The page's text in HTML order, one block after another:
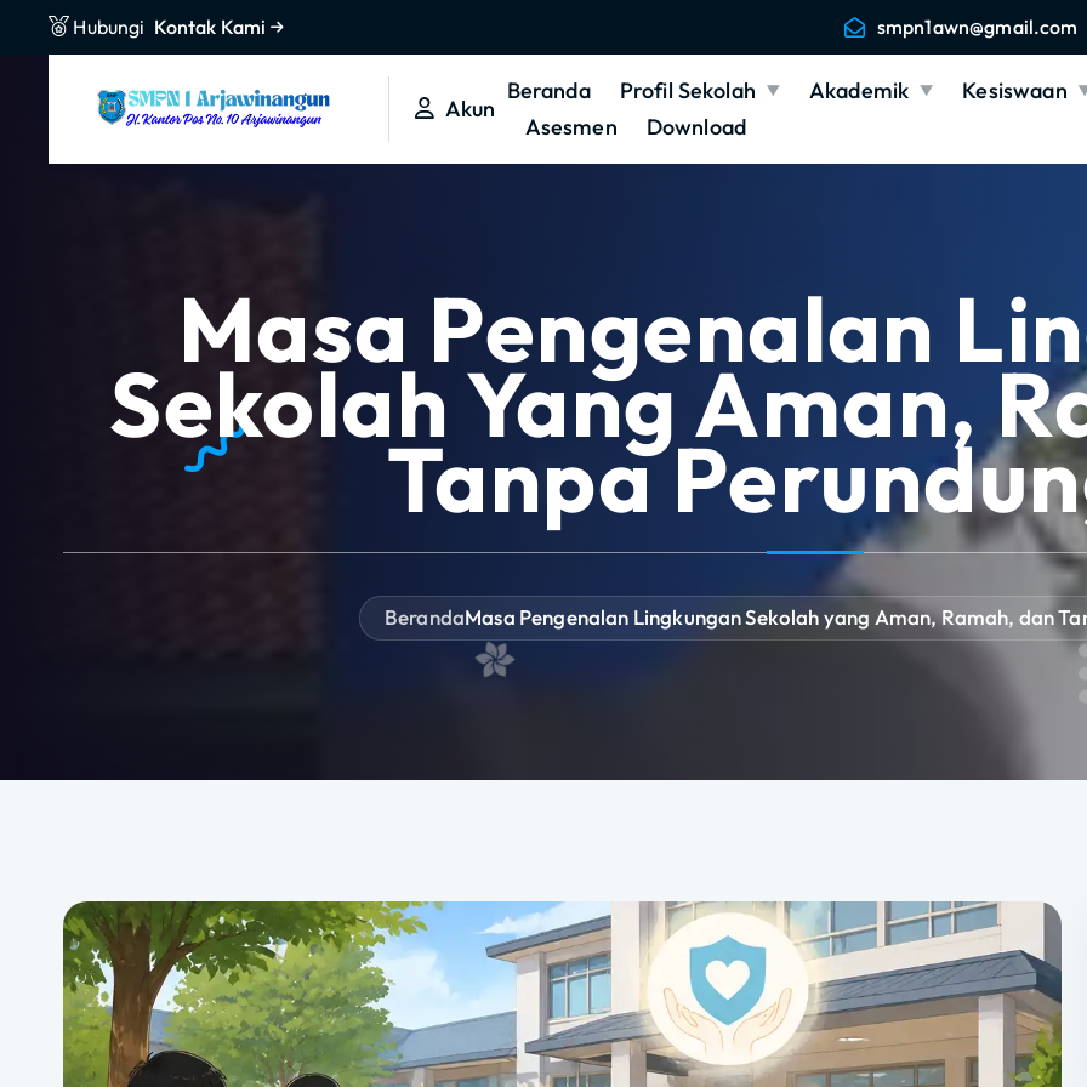
Hubungi Kontak Kami smpn1awn@gmail.com
Akun
Beranda Profil Sekolah Akademik
Kesiswaan
Asesmen
Download
Masa Pengenalan
Sekolah Yang Aman,
Tanpa
BerandaMasa Pengenalan Lingkungan Sekolah yang Aman, Ramah, dan